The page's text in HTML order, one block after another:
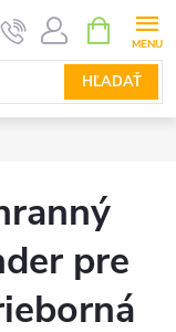
HĽADAŤ
KOŠÍK
pre